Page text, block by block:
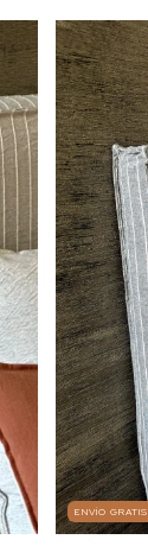
ENVÍO GRATIS